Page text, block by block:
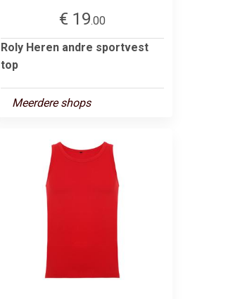
€ 19.00
Roly Heren andre sportvest
top
Meerdere shops